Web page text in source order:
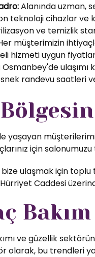
Alanında uzman,
teknoloji cihazlar ve
ve temizlik
müşterimizin
hizmeti uygun
Osmanbey'de ulaşımı
randevu saatleri
yaşayan
için
ulaşmak için toplu
Caddesi
ve güzellik
olarak, bu trendleri